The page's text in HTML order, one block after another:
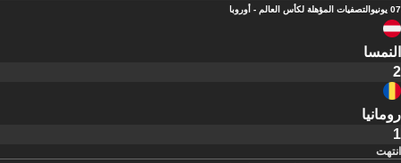
07 يونيو التصفيات المؤهلة لكأس العالم - أوروبا
النمسا
2
رومانيا
1
انتهت